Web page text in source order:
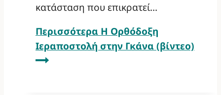
κατάσταση που επικρατεί…
Περισσότερα Η Ορθόδοξη
Ιεραποστολή στην Γκάνα (βίντεο)